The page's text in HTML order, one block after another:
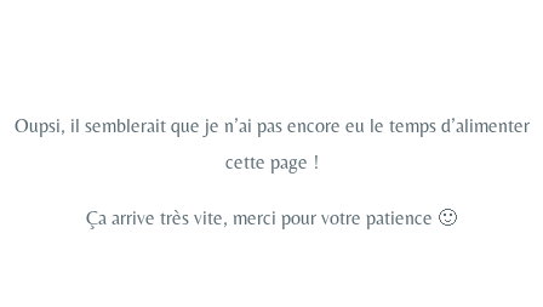
Oupsi, il semblerait que je n’ai pas encore eu le temps d’alimenter
cette page !
Ça arrive très vite, merci pour votre patience 🙂